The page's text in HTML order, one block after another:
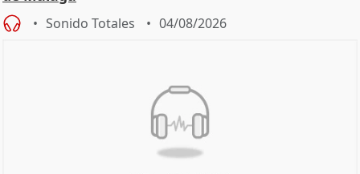
Sonido Totales 04/08/2026